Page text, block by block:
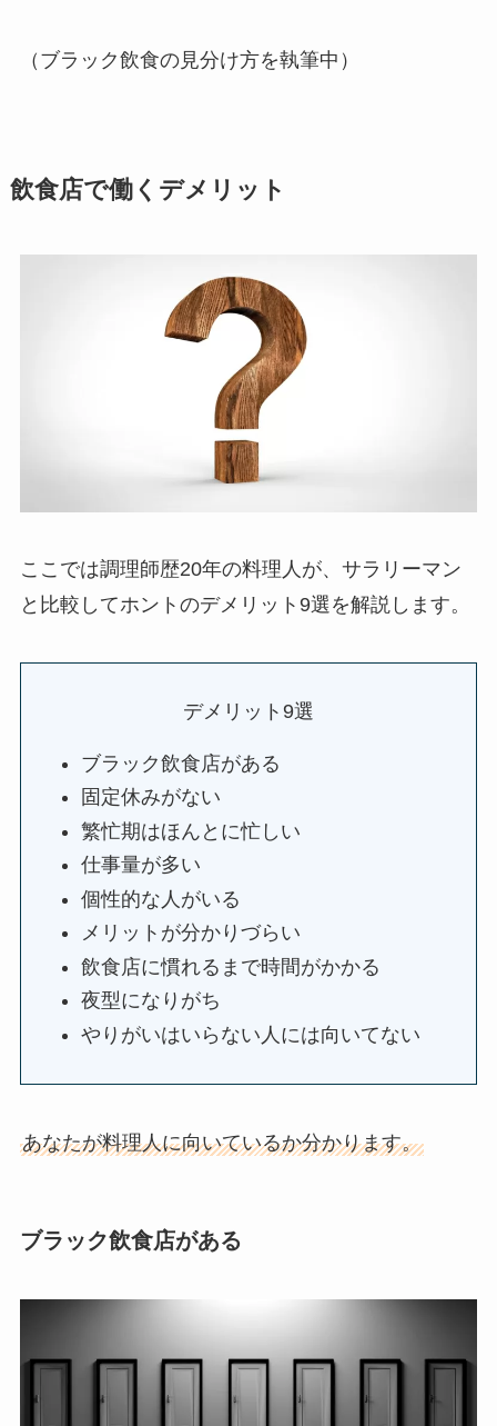
（ブラック飲食の見分け方を執筆中）
飲食店で働くデメリット
ここでは調理師歴20年の料理人が、サラリーマン
と比較してホントのデメリット9選を解説します。
デメリット9選
ブラック飲食店がある
固定休みがない
繁忙期はほんとに忙しい
仕事量が多い
個性的な人がいる
メリットが分かりづらい
飲食店に慣れるまで時間がかかる
夜型になりがち
やりがいはいらない人には向いてない
あなたが料理人に向いているか分かります。
ブラック飲食店がある